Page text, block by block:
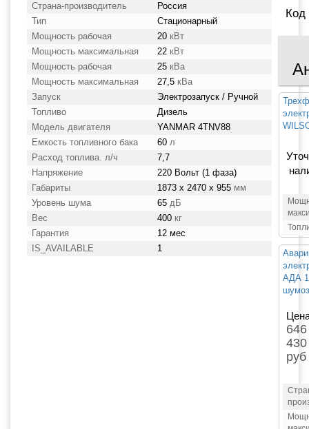
Страна-производитель
Россия
Тип
Стационарный
Мощность рабочая
20 кВт
Мощность максимальная
22 кВт
Мощность рабочая
25 кВа
Мощность максимальная
27,5 кВа
Запуск
Электрозапуск / Ручной
Топливо
Дизель
Модель двигателя
YANMAR 4TNV88
Емкость топливного бака
60 л
Расход топлива. л/ч
7,7
Напряжение
220 Вольт (1 фаза)
Габариты
1873 x 2470 x 955 мм
Уровень шума
65 дБ
Вес
400 кг
Гарантия
12 мес
IS_AVAILABLE
1
АДА
646
430
руб